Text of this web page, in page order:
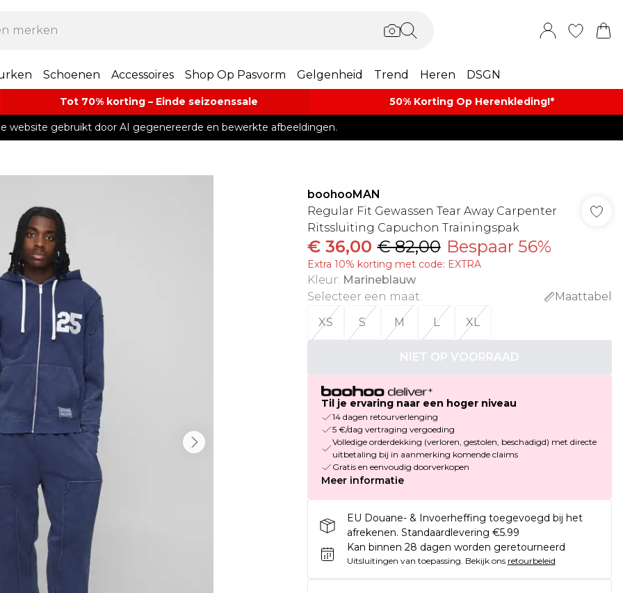
Schoenen Accessoires Shop Op Pasvorm Gelgenheid Trend Heren DSGN
Tot 70% korting – Einde seizoenssale 50% Korting Op Herenkleding​!*​
website gebruikt door AI gegenereerde en bewerkte afbeeldingen.
boohooMAN
Regular Fit Gewassen Tear Away Carpenter
Ritssluiting Capuchon Trainingspak
€ 36,00 € 82,00 Bespaar 56%
Extra 10% korting met code: EXTRA
Kleur: Marineblauw
Selecteer een maat:
Maattabel
XS
S M L XL
NIET OP VOORRAAD
Til je ervaring naar een hoger niveau
14 dagen retourverlenging
5 €/dag vertraging vergoeding
Volledige orderdekking (verloren, gestolen, beschadigd) met directe
uitbetaling bij in aanmerking komende claims
Gratis en eenvoudig doorverkopen
Meer informatie
EU Douane- & Invoerheffing toegevoegd bij het
afrekenen. Standaardlevering €5.99
Kan binnen 28 dagen worden geretourneerd
Uitsluitingen van toepassing. Bekijk ons retourbeleid